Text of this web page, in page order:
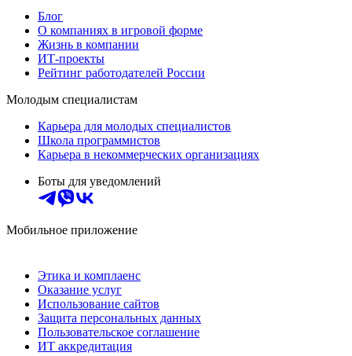
Блог
О компаниях в игровой форме
Жизнь в компании
ИТ-проекты
Рейтинг работодателей России
Молодым специалистам
Карьера для молодых специалистов
Школа программистов
Карьера в некоммерческих организациях
Боты для уведомлений
Мобильное приложение
Этика и комплаенс
Оказание услуг
Использование сайтов
Защита персональных данных
Пользовательское соглашение
ИТ аккредитация